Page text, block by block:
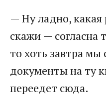
— Ну ладно,
скажи — согласна
то хоть завтра
документы на ту
переедет сюда.